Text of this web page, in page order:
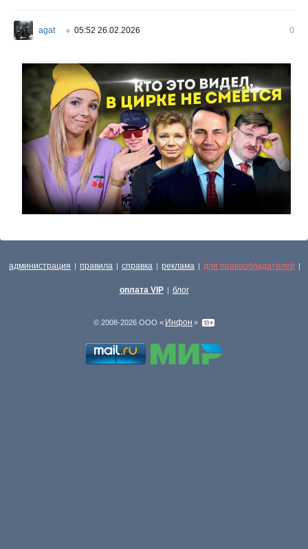
agat ○ 05:52 26.02.2026 0
администрация | правила | справка | реклама | для правообладателей |
оплата VIP | блог
© 2008-2026 ООО « Инфон »